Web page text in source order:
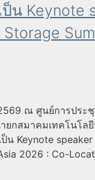
ป็น Keynote
ณ ศูนย์การประ
กสมาคมเทคโนโลยี
ป็น Keynote
2026 : Co-